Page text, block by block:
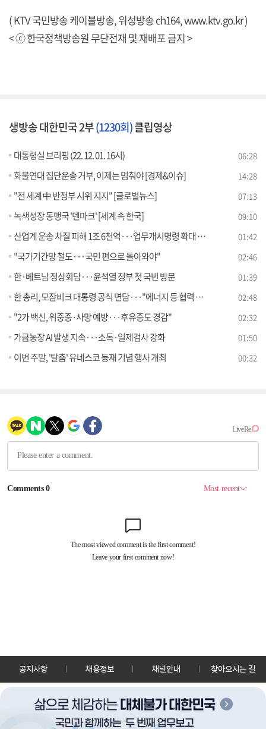
( KTV 국민방송 케이블방송, 위성방송 ch164,www.ktv.go.kr)
< ⓒ 한국정책방송원 무단전재 및 재배포 금지 >
생방송 대한민국 2부(1230회)클립영상
대통령실 브리핑 (22. 12. 01. 16시) 06:28
화물연대 집단운송 거부, 이제는 멈춰야 [경제&이슈] 14:28
"전 세계 中 반정부 시위 지지" [글로벌뉴스] 07:13
녹색성장 동맹국 '덴마크' [세계 속 한국] 09:10
산업계 운송 차질 피해 1조 6천억···업무개시명령 확대 검토 01:42
"국가기간망 철도···국민 편으로 돌아와야" 02:46
한·베트남 정상회담···윤석열 정부 첫 국빈 방문 01:39
한 총리, 모잠비크 대통령 공식 면담···"에너지 등 협력 합의" 02:48
"2가 백신, 위중증·사망 예방···후유증도 경감" 02:32
가금농장 AI 발생 지속···소독·일제검사 강화 01:50
이번 주말, '탈춤' 유네스코 등재 기념 행사 개최 00:32
공지사항 채용정보 채널안내 찾아오시는 길
30128 세종특별자치시 정부2청사로 13 한국정책방송원 KTV
TEL: 044-204-8000
Copyrightⓒ KTV 국민방송 All Rights Reserved.